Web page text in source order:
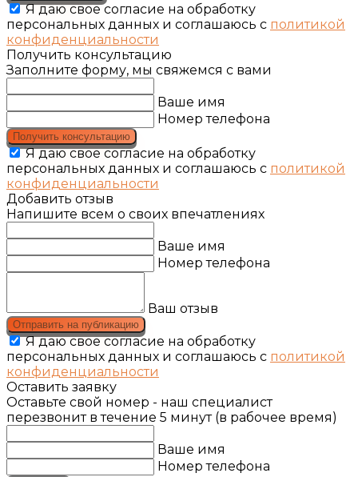
Я даю свое согласие на обработку
персональных данных и соглашаюсь с политикой
конфиденциальности
Получить консультацию
Заполните форму, мы свяжемся с вами
Ваше имя
Номер телефона
Получить консультацию
Я даю свое согласие на обработку
персональных данных и соглашаюсь с политикой
конфиденциальности
Добавить отзыв
Напишите всем о своих впечатлениях
Ваше имя
Номер телефона
Ваш отзыв
Отправить на публикацию
Я даю свое согласие на обработку
персональных данных и соглашаюсь с политикой
конфиденциальности
Оставить заявку
Оставьте свой номер - наш специалист
перезвонит в течение 5 минут (в рабочее время)
Ваше имя
Номер телефона